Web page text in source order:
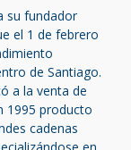
su fundador
el 1 de febrero
de Santiago.
a la venta de
1995 producto
cadenas